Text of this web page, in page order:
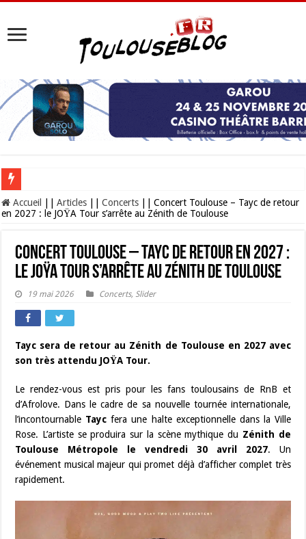
Les Nocturnes de la Cité de l’espace 2026 : l’événement incontournable de
Accueil Articles Concerts
Concert Toulouse – Tayc de retour
en 2027 : le JOŸA Tour s’arrête au Zénith de Toulouse
Concert Toulouse – Tayc de retour en 2027 :
le JOŸA Tour s’arrête au Zénith de Toulouse
19 mai 2026 Concerts, Slider
Tayc sera de retour au Zénith de Toulouse en 2027 avec
son très attendu JOŸA Tour.
Le rendez-vous est pris pour les fans toulousains de RnB et
d’Afrolove. Dans le cadre de sa nouvelle tournée internationale,
l’incontournable Tayc fera une halte exceptionnelle dans la Ville
Rose. L’artiste se produira sur la scène mythique du Zénith de
Toulouse Métropole le vendredi 30 avril 2027. Un
événement musical majeur qui promet déjà d’afficher complet très
rapidement.